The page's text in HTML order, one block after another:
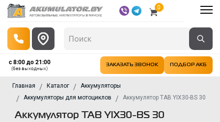
0
с 8:00 до 21:00
(без выходных)
ЗАКАЗАТЬ ЗВОНОК ПОДБОР АКБ
Главная Каталог
Аккумуляторы
Аккумуляторы для мотоциклов
Аккумулятор TAB YIX30-BS 30
Аккумулятор TAB YIX30-BS 30